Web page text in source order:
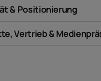
& Positionierung
Vertrieb &